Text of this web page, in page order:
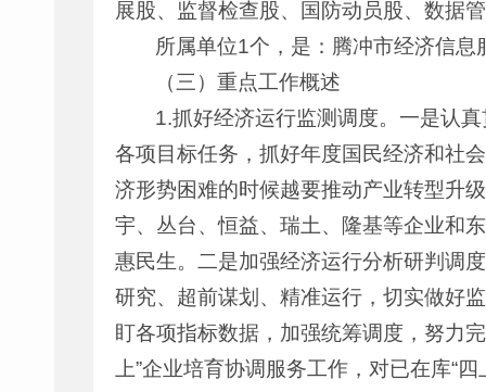
展股、监督检查股、国防动员股、数据
所属单位1个，是：腾冲市经济信息
（三）重点工作概述
1.抓好经济运行监测调度。一是认
各项目标任务，抓好年度国民经济和社
济形势困难的时候越要推动产业转型升
宇、丛台、恒益、瑞土、隆基等企业和
惠民生。二是加强经济运行分析研判调
研究、超前谋划、精准运行，切实做好
盯各项指标数据，加强统筹调度，努力
上”企业培育协调服务工作，对已在库“